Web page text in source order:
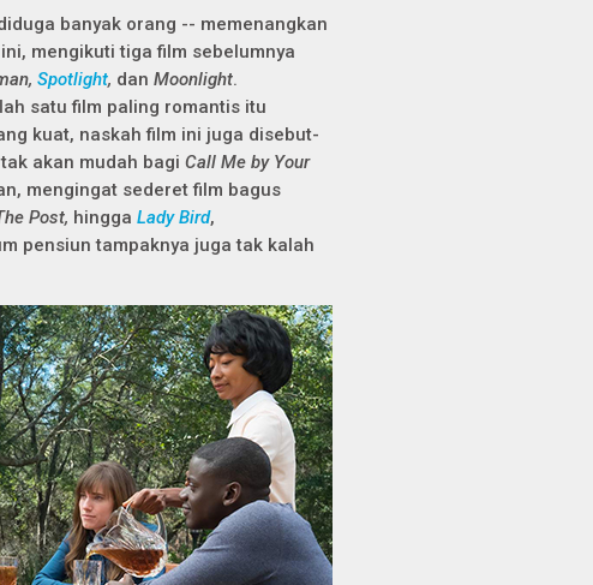
banyak orang -- memenangkan
mengikuti tiga film sebelumnya
Spotlight, dan Moonlight.
satu film paling romantis itu
kuat, naskah film ini juga disebut-
akan mudah bagi Call Me by Your
mengingat sederet film bagus
Post, hingga Lady Bird,
pensiun tampaknya juga tak kalah